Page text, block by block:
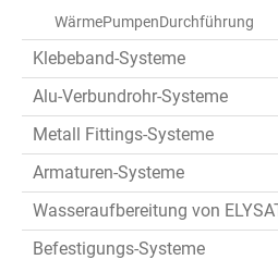
WärmePumpenDurchführung
Klebeband-Systeme
Alu-Verbundrohr-Systeme
Metall Fittings-Systeme
Armaturen-Systeme
Wasseraufbereitung von
Befestigungs-Systeme